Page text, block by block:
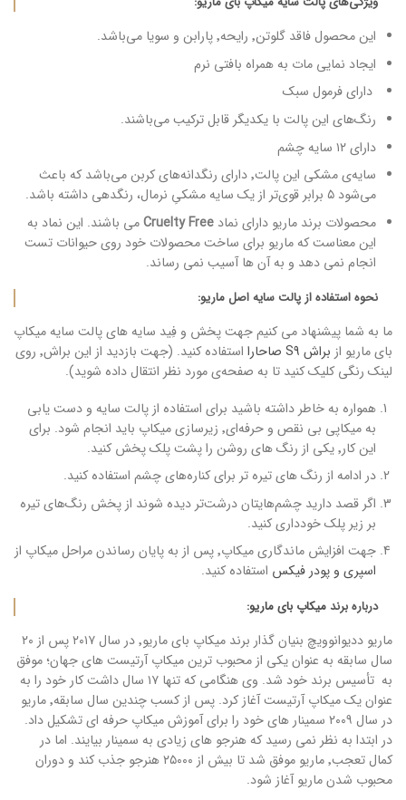
این محصول فاقد گلوتن٬ رایحه٬ پارابن و سویا می‌باشد.
ایجاد نمایی مات به همراه بافتی نرم
دارای فرمول سبک
رنگ‌های این پالت با یکدیگر قابل ترکیب می‌باشند.
دارای ۱۲ سایه چشم
سایه‌ی مشکی این پالت٬ دارای رنگدانه‌های کربن می‌باشد که باعث
می‌شود ۵ برابر قوی‌تر از یک سایه مشکیِ نرمال، رنگدهی داشته باشد.
محصولات برند ماریو دارای نمادCruelty Free می باشند. این نماد به
این معناست که ماریو برای ساخت محصولات خود روی حیوانات تست
انجام نمی دهد و به آن ها آسیب نمی رساند.
نحوه استفاده از پالت سایه اصل ماریو:
ما به شما پیشنهاد می کنیم جهت پخش و فِید سایه های پالت سایه میکاپ
بای ماریو از براش S9 صاحارا
استفاده کنید. (جهت بازدید از این براش٬ روی
لینک رنگی کلیک کنید تا به صفحه‌ی مورد نظر انتقال داده شوید).
همواره به خاطر داشته باشید برای استفاده از پالت سایه و دست یابی
به میکاپی بی نقص و حرفه‌ای٬ زیرسازی میکاپ باید انجام شود. برای
این کار٬ یکی از رنگ های روشن را پشت پلک پخش کنید.
در ادامه از رنگ های تیره تر برای کناره‌های چشم استفاده کنید.
اگر قصد دارید چشم‌هایتان درشت‌تر دیده شوند از پخش رنگ‌های تیره
بر زیر پلک خودداری کنید.
جهت افزایش ماندگاری میکاپ٬ پس از به پایان رساندن مراحل میکاپ از
اسپری و پودر فیکس استفاده کنید.
درباره برندمیکاپ بای ماریو:
ماریو ددیوانوویچ بنیان گذار برند میکاپ بای ماریو٬ در سال ۲۰۱۷ پس از ۲۰
سال سابقه به عنوان یکی از محبوب ترین میکاپ آرتیست های جهان؛ موفق
به تأسیس برند خود شد. وی هنگامی که تنها ۱۷ سال داشت کار خود را به
عنوان یک میکاپ آرتیست آغاز کرد. پس از کسب چندین سال سابقه٬ ماریو
در سال ۲۰۰۹ سمینار های خود را برای آموزش میکاپ حرفه ای تشکیل داد.
در ابتدا به نظر نمی رسید که هنرجو های زیادی به سمینار بیایند. اما در
کمال تعجب٬ ماریو موفق شد تا بیش از ۲۵۰۰۰ هنرجو جذب کند و دوران
محبوب شدن ماریو آغاز شود.